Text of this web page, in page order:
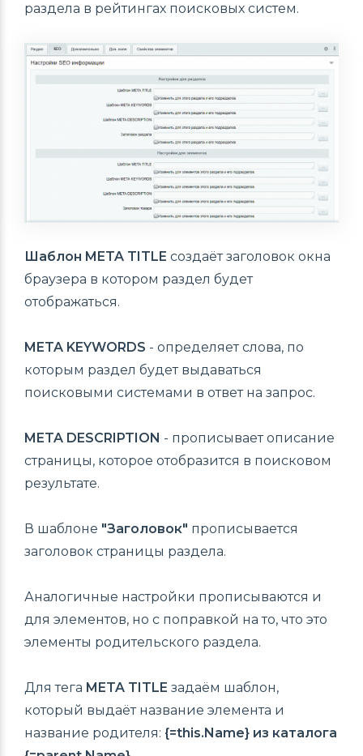
раздела в рейтингах поисковых систем.
Шаблон META TITLE создаёт заголовок окна
браузера в котором раздел будет
отображаться.
META KEYWORDS - определяет слова, по
которым раздел будет выдаваться
поисковыми системами в ответ на запрос.
META DESCRIPTION - прописывает описание
страницы, которое отобразится в поисковом
результате.
В шаблоне "Заголовок" прописывается
заголовок страницы раздела.
Аналогичные настройки прописываются и
для элементов, но с поправкой на то, что это
элементы родительского раздела.
Для тега META TITLE задаём шаблон,
который выдаёт название элемента и
название родителя: {=this.Name} из каталога